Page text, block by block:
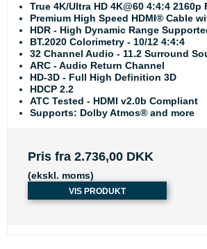
True 4K/Ultra HD 4K@60 4:4:4 2160p
Premium High Speed HDMI® Cable
HDR - High Dynamic Range
BT.2020 Colorimetry - 10/12 4:4:4
32 Channel Audio - 11.2 Surround
ARC - Audio Return Channel
HD-3D - Full High Definition 3D
HDCP 2.2
ATC Tested - HDMI v2.0b Compliant
Supports: Dolby Atmos® and more
Pris fra 2.736,00 DKK
(ekskl. moms)
VIS PRODUKT